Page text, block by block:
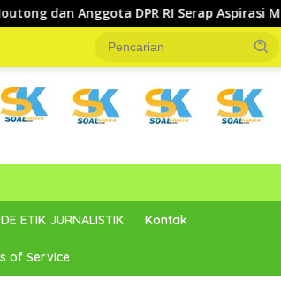
RI Serap Aspirasi Masyarakat Torue
ETIK JURNALISTIK Kontak
of Service